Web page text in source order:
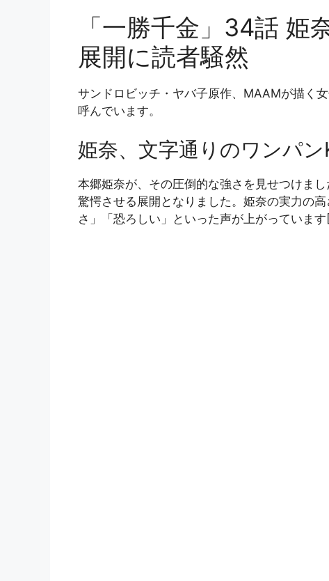
「一勝千金」34話 姫
展開に読者騒然
サンドロビッチ・ヤバ子原作、MAAMが描く
呼んでいます。
姫奈、文字通りのワンパ
本郷姫奈が、その圧倒的な強さを見せつけま
驚愕させる展開となりました。姫奈の実力の
さ」「恐ろしい」といった声が上がっています